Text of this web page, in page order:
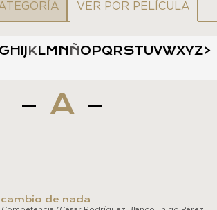
VER POR PELÍCULA
GH J KLM N Ñ O PQRSTUVWXYZ>
A
cambio de nada